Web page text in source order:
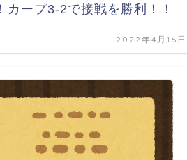
カープ3-2で接戦を勝利！！
2022年4月16日